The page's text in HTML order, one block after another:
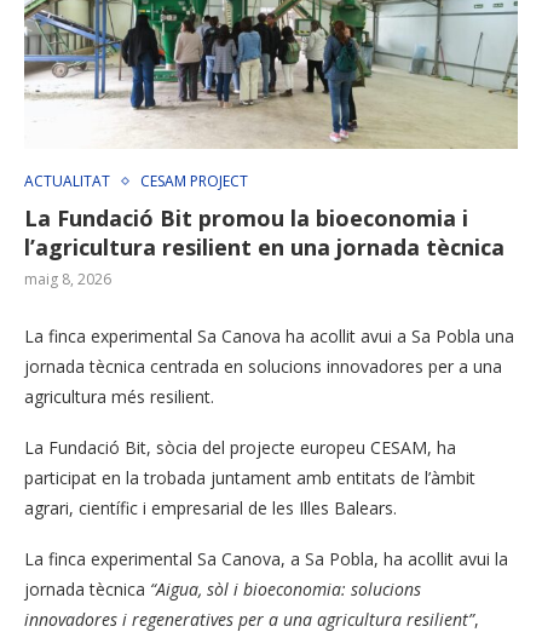
ACTUALITAT CESAM PROJECT
La Fundació Bit promou la bioeconomia i
l’agricultura resilient en una jornada tècnica
maig 8, 2026
La finca experimental Sa Canova ha acollit avui a Sa Pobla una
jornada tècnica centrada en solucions innovadores per a una
agricultura més resilient.
La Fundació Bit, sòcia del projecte europeu CESAM, ha
participat en la trobada juntament amb entitats de l’àmbit
agrari, científic i empresarial de les Illes Balears.
La finca experimental Sa Canova, a Sa Pobla, ha acollit avui la
jornada tècnica “Aigua, sòl i bioeconomia: solucions
innovadores i regeneratives per a una agricultura resilient”,